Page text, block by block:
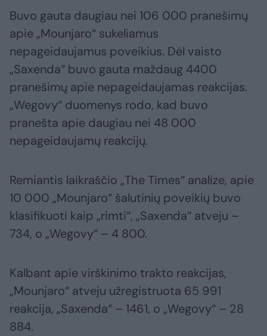
Buvo gauta daugiau nei 106 000 pranešimų
apie „Mounjaro“ sukeliamus
nepageidaujamus poveikius. Dėl vaisto
„Saxenda“ buvo gauta maždaug 4400
pranešimų apie nepageidaujamas reakcijas.
„Wegovy“ duomenys rodo, kad buvo
pranešta apie daugiau nei 48 000
nepageidaujamų reakcijų.
Remiantis laikraščio „The Times“ analize, apie
10 000 „Mounjaro“ šalutinių poveikių buvo
klasifikuoti kaip „rimti“, „Saxenda“ atveju –
734, o „Wegovy“ – 4 800.
Kalbant apie virškinimo trakto reakcijas,
„Mounjaro“ atveju užregistruota 65 991
reakcija, „Saxenda“ – 1461, o „Wegovy“ – 28
884.